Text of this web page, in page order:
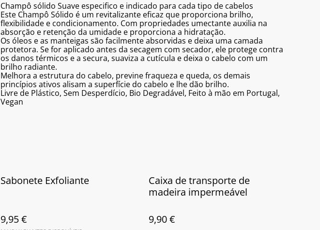
Champô sólido Suave especifico e indicado para cada tipo de cabelos
Este Champô Sólido é um revitalizante eficaz que proporciona brilho,
flexibilidade e condicionamento. Com propriedades umectante auxilia na
absorção e retenção da umidade e proporciona a hidratação.
Os óleos e as manteigas são facilmente absorvidas e deixa uma camada
protetora. Se for aplicado antes da secagem com secador, ele protege contra
os danos térmicos e a secura, suaviza a cutícula e deixa o cabelo com um
brilho radiante.
Melhora a estrutura do cabelo, previne fraqueza e queda, os demais
princípios ativos alisam a superfície do cabelo e lhe dão brilho.
Livre de Plástico, Sem Desperdício, Bio Degradável, Feito à mão em Portugal,
Vegan
Sabonete Exfoliante
9,95 €
Caixa de transporte de
madeira impermeável
9,90 €